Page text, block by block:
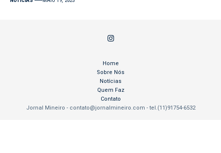
Jornal Mineiro - contato@jornalmineiro.com - tel.(11)91754-6532
Home
Sobre Nós
Notícias
Quem Faz
Contato